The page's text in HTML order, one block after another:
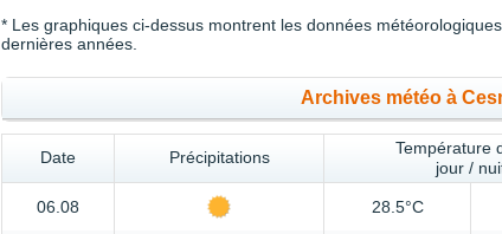
* Les graphiques ci-dessus montrent les données
dernières années.
Archives météo à
Date Précipitations
Température
jour /
06.08 28.5°C